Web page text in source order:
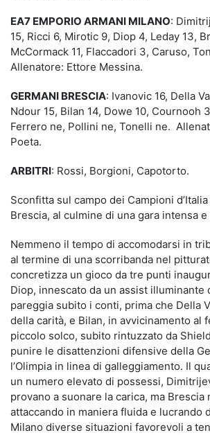
EA7 EMPORIO ARMANI MILANO:
15, Ricci 6, Mirotic 9, Diop 4, Leday 13,
McCormack 11, Flaccadori 3, Caruso,
Allenatore: Ettore Messina.
GERMANI BRESCIA: Ivanovic 16, Della
Ndour 15, Bilan 14, Dowe 10, Cournooh
Ferrero ne, Pollini ne, Tonelli ne.
Poeta.
ARBITRI: Rossi, Borgioni, Capotorto.
Sconfitta sul campo dei Campioni
Brescia, al culmine di una gara intensa
Nemmeno il tempo di accomodarsi in
al termine di una scorribanda nel
concretizza un gioco da tre punti
Diop, innescato da un assist illuminante
pareggia subito i conti, prima che Della
della carità, e Bilan, in avvicinamento al
piccolo solco, subito rintuzzato da
punire le disattenzioni difensive della
l’Olimpia in linea di galleggiamento. Il
un numero elevato di possessi,
provano a suonare la carica, ma Brescia
attaccando in maniera fluida e lucrando
Milano diverse situazioni favorevoli a